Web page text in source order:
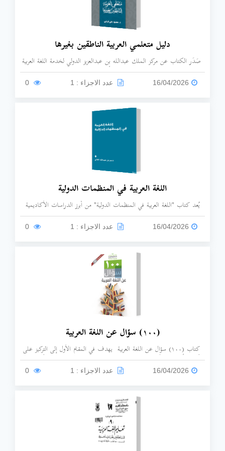
دليل متعلمي العربية الناطقين بغيرها
صَدَر الكتاب عن مركز الملك عبدالله بن عبدالعزيز الدولي لخدمة اللغة العربية
ويقدم الدليل إرشادات عملية للمتعلم الأجنبي حول كيفية البدء في تعلم اللغة
العربية والوسائل المعينة على ذلك.
16/04/2026 عدد الاجزاء : 1
اللغة العربية في المنظمات الدولية
يُعد كتاب "اللغة العربية في المنظمات الدولية" من أبرز الدراسات الأكاديمية
التي تناولت حضور اللغة العربية ومكانتها في المحافل العالمية.
16/04/2026 عدد الاجزاء : 1
(۱۰۰) سؤال عن اللغة العربية
كتاب (۱۰۰) سؤال عن اللغة العربية يهدف في المقام الأول إلى التركيز على
أكثر الأسئلة وروداً عن اللغة العربية وثقافتها، وقد حرص المركز على أن تكون
إجابات هذه الأسئلة بأسلوب واضح، خال من التكلف والرَّهق، كما حرص في
16/04/2026 عدد الاجزاء : 1